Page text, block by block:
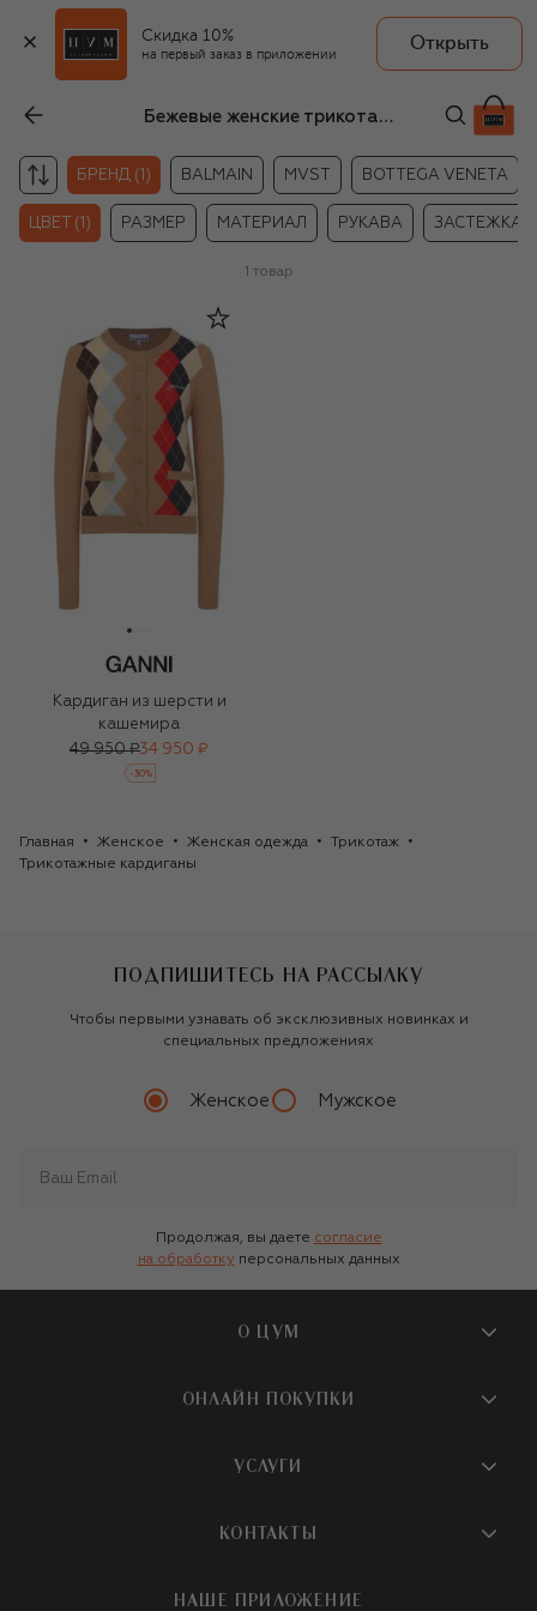
Скидка 10%
на первый заказ в приложении
Открыть
Бежевые женские трикотажные кардиганы Ganni
БРЕНД (1) BALMAIN MVST BOTTEGA VENETA
ЦВЕТ (1) РАЗМЕР МАТЕРИАЛ РУКАВА ЗАСТЕЖКА
1 товар
Кардиган из шерсти и
кашемира
49 950 ₽34 950 ₽
-30%
Главная Женское Женская одежда
Трикотаж
Трикотажные кардиганы
ПОДПИШИТЕСЬ НА РАССЫЛКУ
Чтобы первыми узнавать об эксклюзивных новинках и
специальных предложениях
Женское Мужское
Продолжая, вы даете согласие
на обработку персональных данных
О ЦУМ
О магазине
Бутики и ПВЗ ЦУМ
Карьера
ОНЛАЙН ПОКУПКИ
Доставка
УСЛУГИ
Подарочная карта
КОНТАКТЫ
НАШЕ ПРИЛОЖЕНИЕ